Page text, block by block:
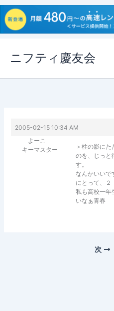
ス
ニフティ慶友会
2005-02-15 10:34 AM
よーこ
キーマスター
＞柱の影に
のを、じっと
す。
なんかいいで
にとって、２
私も高校一
いなぁ青春
次